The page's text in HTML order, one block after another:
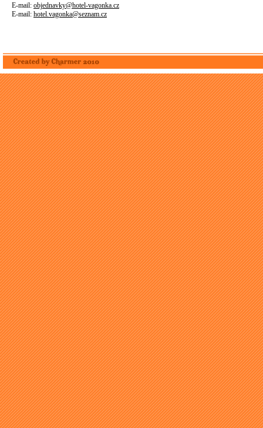
E-mail: objednavky@hotel-vagonka.cz
E-mail: hotel.vagonka@seznam.cz